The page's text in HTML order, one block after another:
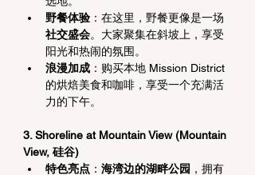
野餐体验 ：在这里，野餐更像是一场
社交盛会。大家聚集在斜坡上，享受
阳光和热闹的氛围。
浪漫加成 ：购买本地 Mission District
的烘焙美食和咖啡，享受一个充满活
力的下午。
3. Shoreline at Mountain View (Mountain
View, 硅谷)
特色亮点 ： 海湾边的湖畔公园 ，拥有